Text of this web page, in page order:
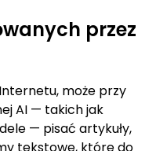
przez
może przy
AI — takich jak
— pisać artykuły,